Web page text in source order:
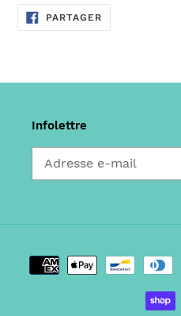
PARTAGERPARTAGER
Infolettre